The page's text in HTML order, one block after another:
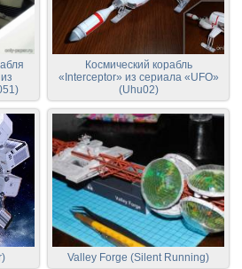
Космический корабль
«Interceptor» из сериала «UFO»
(Uhu02)
Valley Forge (Silent Running)